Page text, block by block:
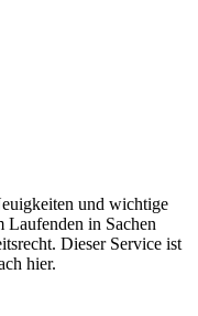
und wichtige
Laufenden in Sachen
Dieser Service ist
hier.